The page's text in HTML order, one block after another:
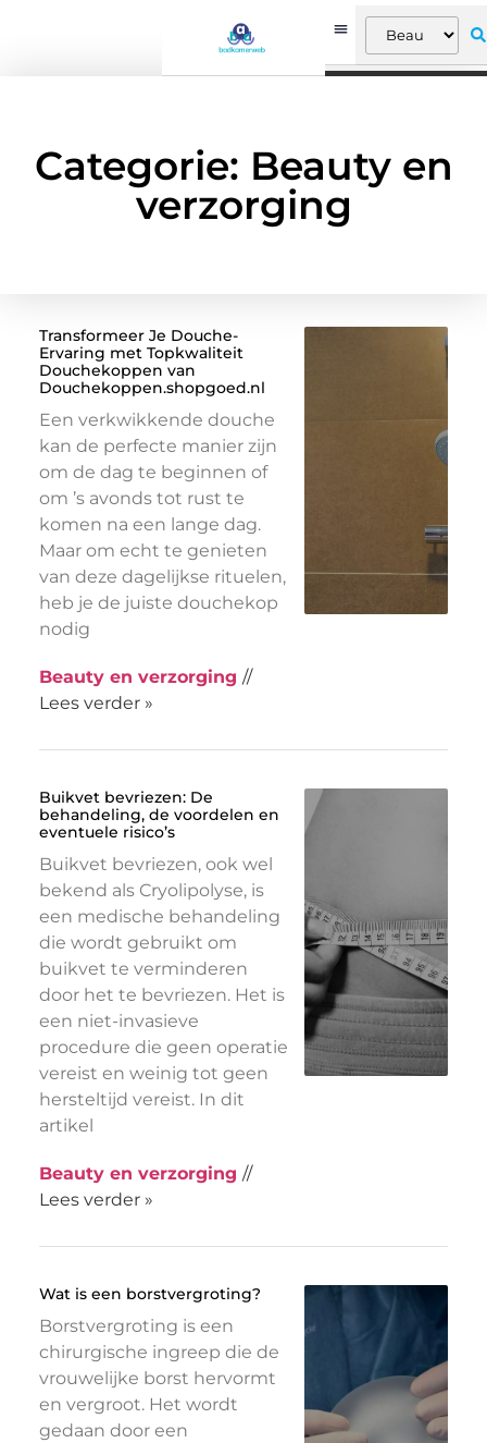
Categorie: Beauty en
verzorging
Transformeer Je Douche-
Ervaring met Topkwaliteit
Douchekoppen van
Douchekoppen.shopgoed.nl
Een verkwikkende douche
kan de perfecte manier zijn
om de dag te beginnen of
om ’s avonds tot rust te
komen na een lange dag.
Maar om echt te genieten
van deze dagelijkse rituelen,
heb je de juiste douchekop
nodig
Beauty en verzorging //
Lees verder »
Buikvet bevriezen: De
behandeling, de voordelen en
eventuele risico’s
Buikvet bevriezen, ook wel
bekend als Cryolipolyse, is
een medische behandeling
die wordt gebruikt om
buikvet te verminderen
door het te bevriezen. Het is
een niet-invasieve
procedure die geen operatie
vereist en weinig tot geen
hersteltijd vereist. In dit
artikel
Beauty en verzorging //
Lees verder »
Wat is een borstvergroting?
Borstvergroting is een
chirurgische ingreep die de
vrouwelijke borst hervormt
en vergroot. Het wordt
gedaan door een